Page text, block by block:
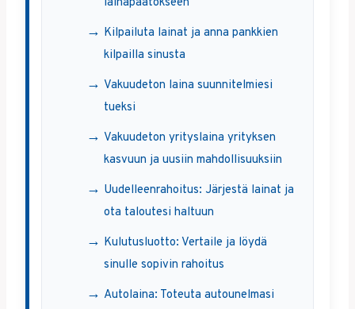
Kilpailuta lainat ja anna pankkien
kilpailla sinusta
Vakuudeton laina suunnitelmiesi
tueksi
Vakuudeton yrityslaina yrityksen
kasvuun ja uusiin mahdollisuuksiin
Uudelleenrahoitus: Järjestä lainat ja
ota taloutesi haltuun
Kulutusluotto: Vertaile ja löydä
sinulle sopivin rahoitus
Autolaina: Toteuta autounelmasi